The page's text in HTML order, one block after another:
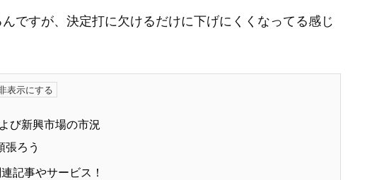
ですが、決定打に欠けるだけに下げにくくなってる感じ
び新興市場の市況
張ろう
記事やサービス！